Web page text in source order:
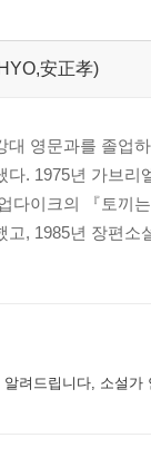
安正孝)
대 영문과를 졸업
다. 1975년 가브리
다이크의 『토끼
고, 1985년 장편소
려드립니다, 소설가